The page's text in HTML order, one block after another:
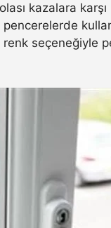
kazalara
pencerelerde
seçeneğiyle